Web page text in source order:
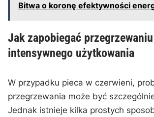
Bitwa o koronę efektywności
Jak‍ zapobiegać
intensywnego użytkowania
W przypadku pieca w ⁣czerwieni,
przegrzewania może ⁤być
Jednak‍ istnieje kilka prostych